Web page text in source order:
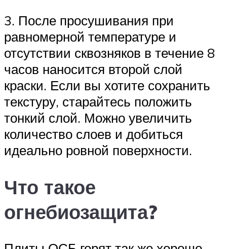
3. После просушивания при
равномерной температуре и
отсутствии сквозняков в течение 8
часов наносится второй слой
краски. Если вы хотите сохранить
текстуру, старайтесь положить
тонкий слой. Можно увеличить
количество слоев и добиться
идеально ровной поверхности.
Что такое
огнебиозащита?